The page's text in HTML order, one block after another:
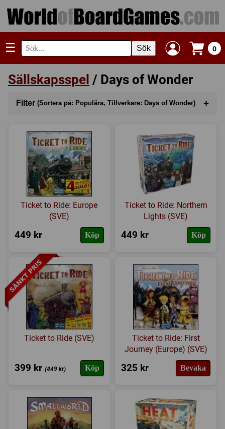
☰ Sök 0
Sällskapsspel / Days of Wonder
Filter (Sortera på: Populära, Tillverkare: Days of Wonder) +
Kategori
Serie
Tillverkare(Days of Wonder)
Expansioner
I lager
Ticket to Ride: Europe
(SVE)
449 kr Köp
Ticket to Ride: Northern
Lights (SVE)
449 kr Köp
Ticket to Ride (SVE)
399 kr (449 kr) Köp
Ticket to Ride: First
Journey (Europe) (SVE)
325 kr Bevaka